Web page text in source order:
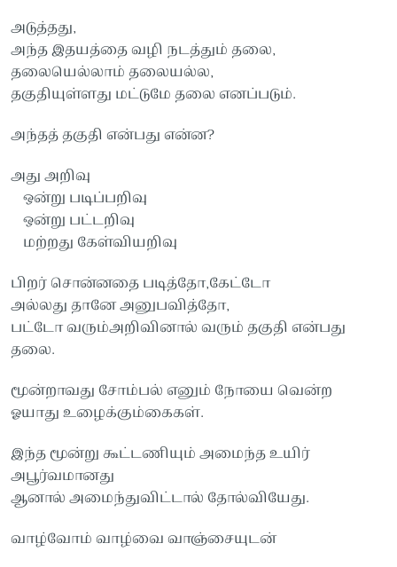
அடுத்தது,
அந்த இதயத்தை வழி ந‌டத்தும் தலை,
தலையெல்லாம் தலையல்ல,
தகுதியுள்ளது மட்டுமே தலை எனப்படும்.
அந்தத் தகுதி என்பது என்ன?
அது அறிவு
ஒன்று படிப்பறிவு
ஒன்று பட்டறிவு
மற்றது கேள்வியறிவு
பிறர் சொன்னதை படித்தோ,கேட்டோ
அல்லது தானே அனுபவித்தோ,
பட்டோ வரும்அறிவினால் வரும் தகுதி என்பது
தலை.
மூன்றாவது சோம்பல் எனும் நோயை வென்ற
ஓயாது உழைக்கும்கைகள்.
இந்த மூன்று கூட்டணியும் அமைந்த உயிர்
அபூர்வமானது
ஆனால் அமைந்துவிட்டால் தோல்வியேது.
வாழ்வோம் வாழ்வை வாஞ்சையுடன்